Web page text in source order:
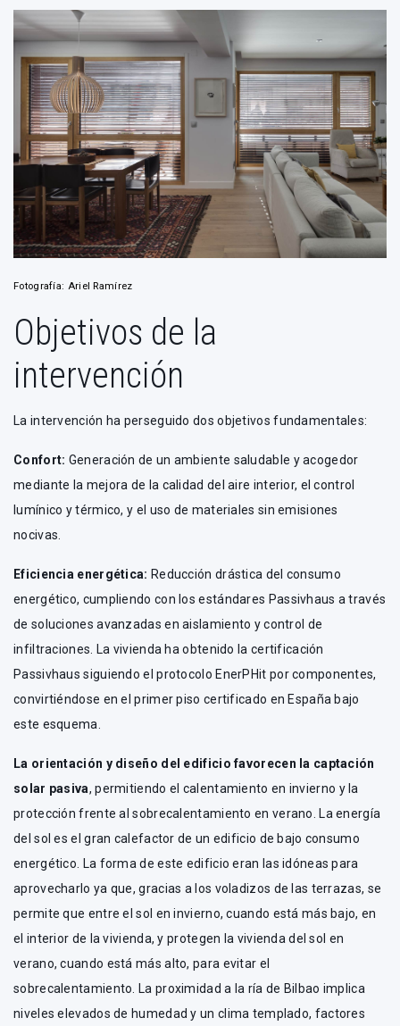
Fotografía: Ariel Ramírez
Objetivos de la
intervención
La intervención ha perseguido dos objetivos fundamentales:
Confort: Generación de un ambiente saludable y acogedor
mediante la mejora de la calidad del aire interior, el control
lumínico y térmico, y el uso de materiales sin emisiones
nocivas.
Eficiencia energética: Reducción drástica del consumo
energético, cumpliendo con los estándares Passivhaus a través
de soluciones avanzadas en aislamiento y control de
infiltraciones. La vivienda ha obtenido la certificación
Passivhaus siguiendo el protocolo EnerPHit por componentes,
convirtiéndose en el primer piso certificado en España bajo
este esquema.
La orientación y diseño del edificio favorecen la captación
solar pasiva, permitiendo el calentamiento en invierno y la
protección frente al sobrecalentamiento en verano. La energía
del sol es el gran calefactor de un edificio de bajo consumo
energético. La forma de este edificio eran las idóneas para
aprovecharlo ya que, gracias a los voladizos de las terrazas, se
permite que entre el sol en invierno, cuando está más bajo, en
el interior de la vivienda, y protegen la vivienda del sol en
verano, cuando está más alto, para evitar el
sobrecalentamiento. La proximidad a la ría de Bilbao implica
niveles elevados de humedad y un clima templado, factores